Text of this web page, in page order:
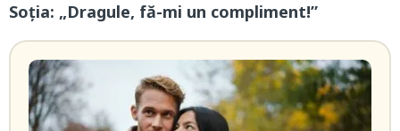
Soția: „Dragule, fă-mi un compliment!”